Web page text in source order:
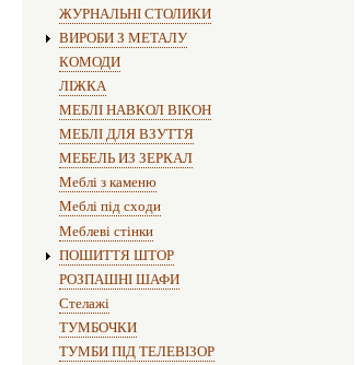
ЖУРНАЛЬНІ СТОЛИКИ
ВИРОБИ З МЕТАЛУ
КОМОДИ
ЛІЖКА
МЕБЛІ НАВКОЛ ВІКОН
МЕБЛІ ДЛЯ ВЗУТТЯ
МЕБЕЛЬ ИЗ ЗЕРКАЛ
Меблі з каменю
Меблі під сходи
Меблеві стінки
ПОШИТТЯ ШТОР
РОЗПАШНІ ШАФИ
Стелажі
ТУМБОЧКИ
ТУМБИ ПІД ТЕЛЕВІЗОР